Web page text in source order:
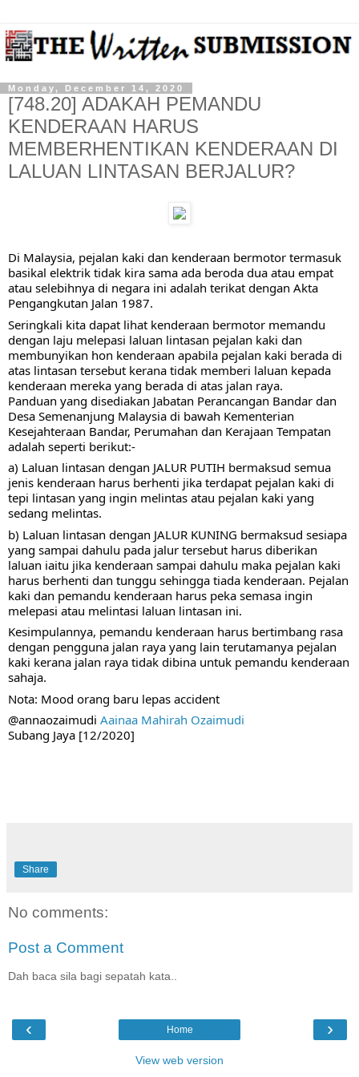
Monday, December 14, 2020
[748.20] ADAKAH PEMANDU
KENDERAAN HARUS
MEMBERHENTIKAN KENDERAAN DI
LALUAN LINTASAN BERJALUR?
Di Malaysia, pejalan kaki dan kenderaan bermotor termasuk
basikal elektrik tidak kira sama ada beroda dua atau empat
atau selebihnya di negara ini adalah terikat dengan Akta
Pengangkutan Jalan 1987.
Seringkali kita dapat lihat kenderaan bermotor memandu
dengan laju melepasi laluan lintasan pejalan kaki dan
membunyikan hon kenderaan apabila pejalan kaki berada di
atas lintasan tersebut kerana tidak memberi laluan kepada
kenderaan mereka yang berada di atas jalan raya.
Panduan yang disediakan Jabatan Perancangan Bandar dan
Desa Semenanjung Malaysia di bawah Kementerian
Kesejahteraan Bandar, Perumahan dan Kerajaan Tempatan
adalah seperti berikut:-
a) Laluan lintasan dengan JALUR PUTIH bermaksud semua
jenis kenderaan harus berhenti jika terdapat pejalan kaki di
tepi lintasan yang ingin melintas atau pejalan kaki yang
sedang melintas.
b) Laluan lintasan dengan JALUR KUNING bermaksud sesiapa
yang sampai dahulu pada jalur tersebut harus diberikan
laluan iaitu jika kenderaan sampai dahulu maka pejalan kaki
harus berhenti dan tunggu sehingga tiada kenderaan. Pejalan
kaki dan pemandu kenderaan harus peka semasa ingin
melepasi atau melintasi laluan lintasan ini.
Kesimpulannya, pemandu kenderaan harus bertimbang rasa
dengan pengguna jalan raya yang lain terutamanya pejalan
kaki kerana jalan raya tidak dibina untuk pemandu kenderaan
sahaja.
Nota: Mood orang baru lepas accident
@annaozaimudi Aainaa Mahirah Ozaimudi
Subang Jaya [12/2020]
Share
No comments:
Post a Comment
Dah baca sila bagi sepatah kata..
‹ ›
Home
View web version